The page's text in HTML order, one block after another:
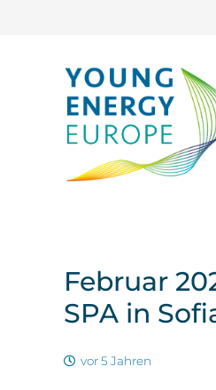
Februar
SPA in
vor 5 Jahren